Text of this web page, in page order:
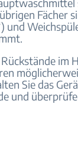
Fächer
und
im
Sie das
und